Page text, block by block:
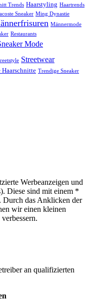
Trends Haarstyling Haartrends
Sneaker Ming Dynastie
Männermode
Restaurants
Mode
Streetwear
Haarschnitte Trendige Sneaker
Werbeanzeigen und
Diese sind mit einem *
das Anklicken der
wir einen kleinen
an qualifizierten